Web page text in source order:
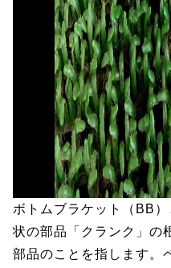
ボトムブラケット（BB
状の部品「クランク」の
部品のことを指します。